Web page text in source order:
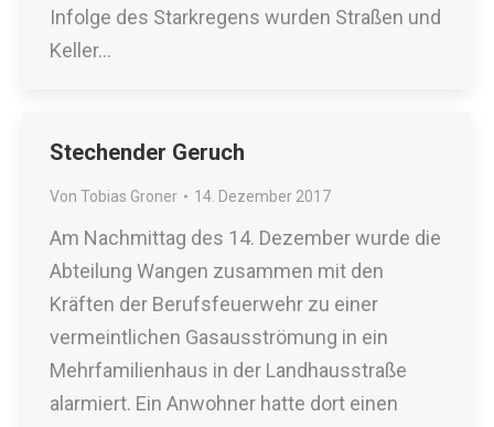
Infolge des Starkregens wurden Straßen und
Keller…
Stechender Geruch
Von Tobias Groner 14. Dezember 2017
Am Nachmittag des 14. Dezember wurde die
Abteilung Wangen zusammen mit den
Kräften der Berufsfeuerwehr zu einer
vermeintlichen Gasausströmung in ein
Mehrfamilienhaus in der Landhausstraße
alarmiert. Ein Anwohner hatte dort einen